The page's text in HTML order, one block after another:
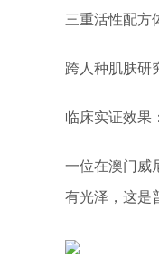
三重活性配方
跨人种肌肤研
临床实证效果
一位在澳门威
有光泽，这是